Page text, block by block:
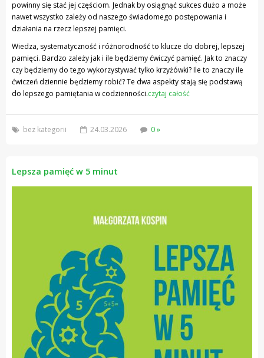
powinny się stać jej częściom. Jednak by osiągnąć sukces dużo a może
nawet wszystko zależy od naszego świadomego postępowania i
działania na rzecz lepszej pamięci.
Wiedza, systematyczność i różnorodność to klucze do dobrej, lepszej
pamięci. Bardzo zależy jak i ile będziemy ćwiczyć pamięć. Jak to znaczy
czy będziemy do tego wykorzystywać tylko krzyżówki? Ile to znaczy ile
ćwiczeń dziennie będziemy robić? Te dwa aspekty stają się podstawą
do lepszego pamiętania w codzienności.czytaj całość
bez kategorii 24.03.2026 0 »
Lepsza pamięć w 5 minut